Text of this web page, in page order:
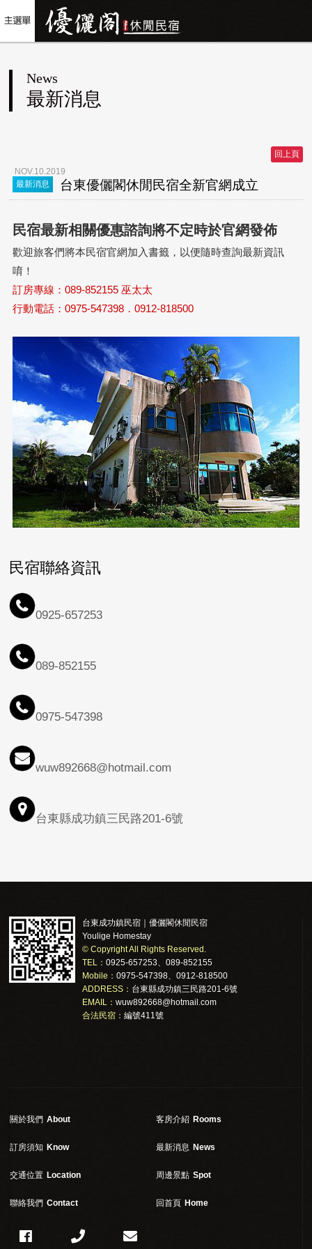
News
最新消息
回上頁
NOV.10.2019
最新消息
台東優儷閣休閒民宿全新官網成立
民宿最新相關優惠諮詢將不定時於官網發佈
歡迎旅客們將本民宿官網加入書籤，以便隨時查詢最新資訊
唷！
訂房專線：089-852155 巫太太
行動電話：0975-547398．0912-818500
民宿聯絡資訊
0925-657253
089-852155
0975-547398
wuw892668@hotmail.com
台東縣成功鎮三民路201-6號
台東成功鎮民宿｜優儷閣休閒民宿
Youlige Homestay
© Copyright All Rights Reserved.
TEL：0925-657253、089-852155
Mobile：0975-547398、0912-818500
ADDRESS： 台東縣成功鎮三民路201-6號
EMAIL：wuw892668@hotmail.com
合法民宿：編號411號
關於我們 About 客房介紹 Rooms
訂房須知 Know 最新消息 News
交通位置 Location 周邊景點 Spot
聯絡我們 Contact 回首頁 Home